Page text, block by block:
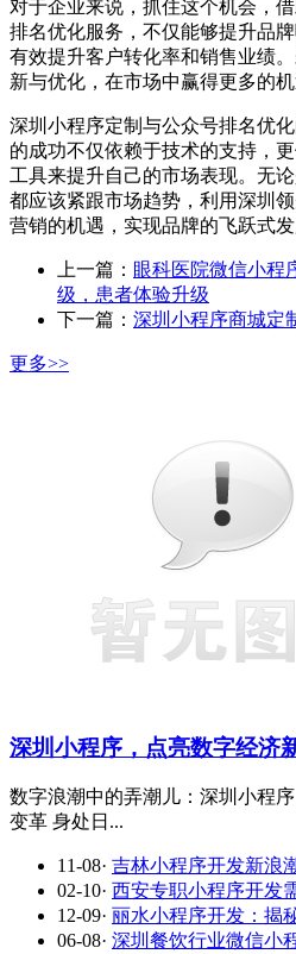
对于企业来说，抓住这个机会，
排名优化服务，不仅能够提升品
有效提升客户转化率和销售业绩
新与优化，在市场中赢得更多的机
深圳小程序定制与公众号排名优
的成功不仅依赖于技术的支持，
工具来提升自己的市场表现。无
都应该紧跟市场趋势，利用深圳
营销的机遇，实现品牌的飞跃式发
上一篇： 眼科医院微信小程
级，患者体验升级
下一篇： 深圳小程序商城定
更多>>
深圳小程序，点亮数字经济
数字浪潮中的弄潮儿：深圳小程
变革 身处日...
11-08· 吉林小程序开发新浪
02-10· 西安专职小程序开发
12-09· 丽水小程序开发：揭
06-08· 深圳餐饮行业微信